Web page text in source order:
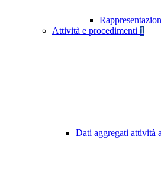
Attività e procedimenti 1
Dati aggregati attività